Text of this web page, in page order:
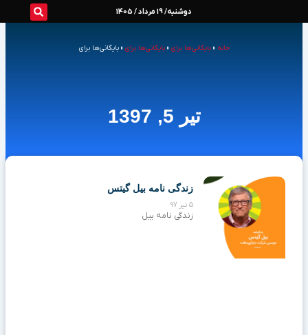
دوشنبه/ 19 مرداد / 1405
خانه »بایگانی‌ها برای »بایگانی‌ها برای »بایگانی‌ها برای
تیر 5, 1397
زندگی نامه بیل گیتس
5 تیر 97
زندگی نامه بیل